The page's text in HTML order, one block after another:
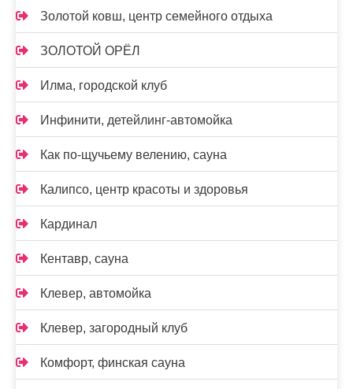
Золотой ковш, центр семейного отдыха
ЗОЛОТОЙ ОРЁЛ
Илма, городской клуб
Инфинити, детейлинг-автомойка
Как по-щучьему велению, сауна
Калипсо, центр красоты и здоровья
Кардинал
Кентавр, сауна
Клевер, автомойка
Клевер, загородный клуб
Комфорт, финская сауна